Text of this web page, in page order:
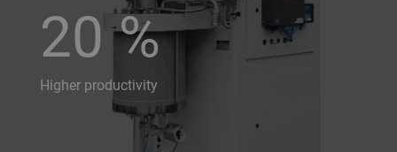
20 %
Higher productivity